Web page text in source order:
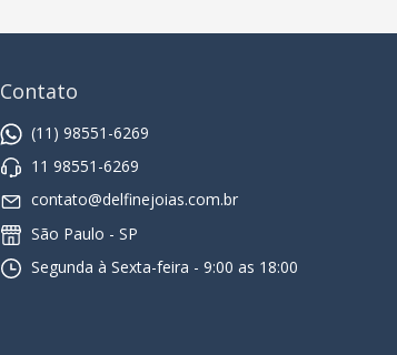
Contato
(11) 98551-6269
11 98551-6269
contato@delfinejoias.com.br
São Paulo - SP
Segunda à Sexta-feira - 9:00 as 18:00